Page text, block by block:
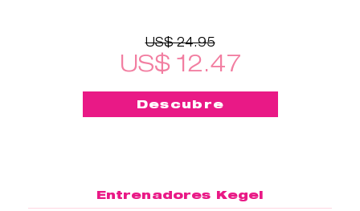
US$ 24.95
US$ 12.47
Descubre
Entrenadores Kegel